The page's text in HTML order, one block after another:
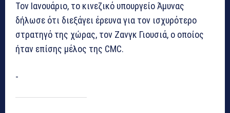
Τον Ιανουάριο, το κινεζικό υπουργείο Άμυνας
δήλωσε ότι διεξάγει έρευνα για τον ισχυρότερο
στρατηγό της χώρας, τον Ζανγκ Γιουσιά, ο οποίος
ήταν επίσης μέλος της CMC.
-